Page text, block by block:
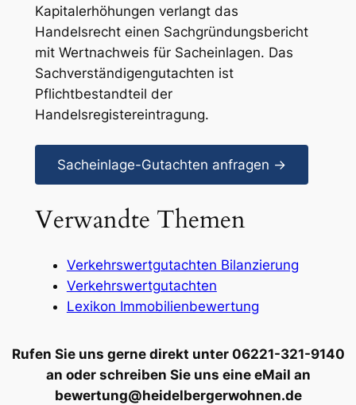
Kapitalerhöhungen verlangt das
Handelsrecht einen Sachgründungsbericht
mit Wertnachweis für Sacheinlagen. Das
Sachverständigengutachten ist
Pflichtbestandteil der
Handelsregistereintragung.
Sacheinlage-Gutachten anfragen →
Verwandte Themen
Verkehrswertgutachten Bilanzierung
Verkehrswertgutachten
Lexikon Immobilienbewertung
Rufen Sie uns gerne direkt unter 06221-321-9140
an oder schreiben Sie uns eine eMail an
bewertung@heidelbergerwohnen.de